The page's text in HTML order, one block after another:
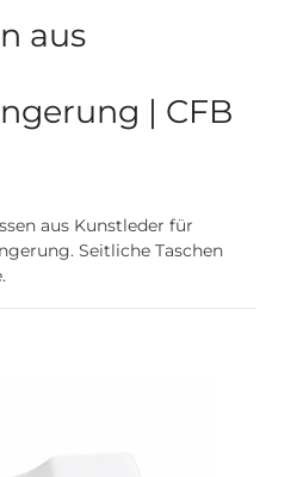
von 0 von 5 Sternen
aus
| CFB
aus Kunstleder für
Seitliche Taschen